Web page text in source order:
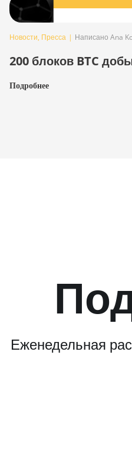
Новости, Пресса | Написано Ana
200 блоков BTC
Подробнее
Еженедельная